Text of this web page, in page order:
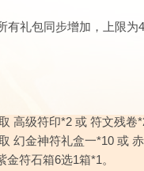
礼包同步增加，上限为
高级符印*2 或 符文残卷
幻金神符礼盒一*10 或
符石箱6选1箱*1。